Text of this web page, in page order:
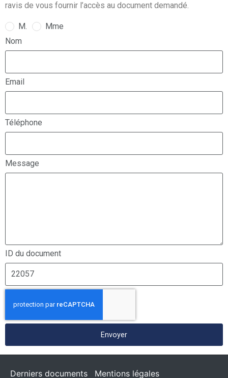
ravis de vous fournir l’accès au document demandé.
M.
Mme
Nom
Email
Téléphone
Message
ID du document
Envoyer
Derniers documents Mentions légales